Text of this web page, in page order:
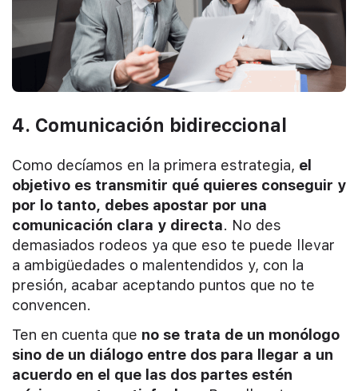
4. Comunicación bidireccional
Como decíamos en la primera estrategia, el
objetivo es transmitir qué quieres conseguir y
por lo tanto, debes apostar por una
comunicación clara y directa. No des
demasiados rodeos ya que eso te puede llevar
a ambigüedades o malentendidos y, con la
presión, acabar aceptando puntos que no te
convencen.
Ten en cuenta que no se trata de un monólogo
sino de un diálogo entre dos para llegar a un
acuerdo en el que las dos partes estén